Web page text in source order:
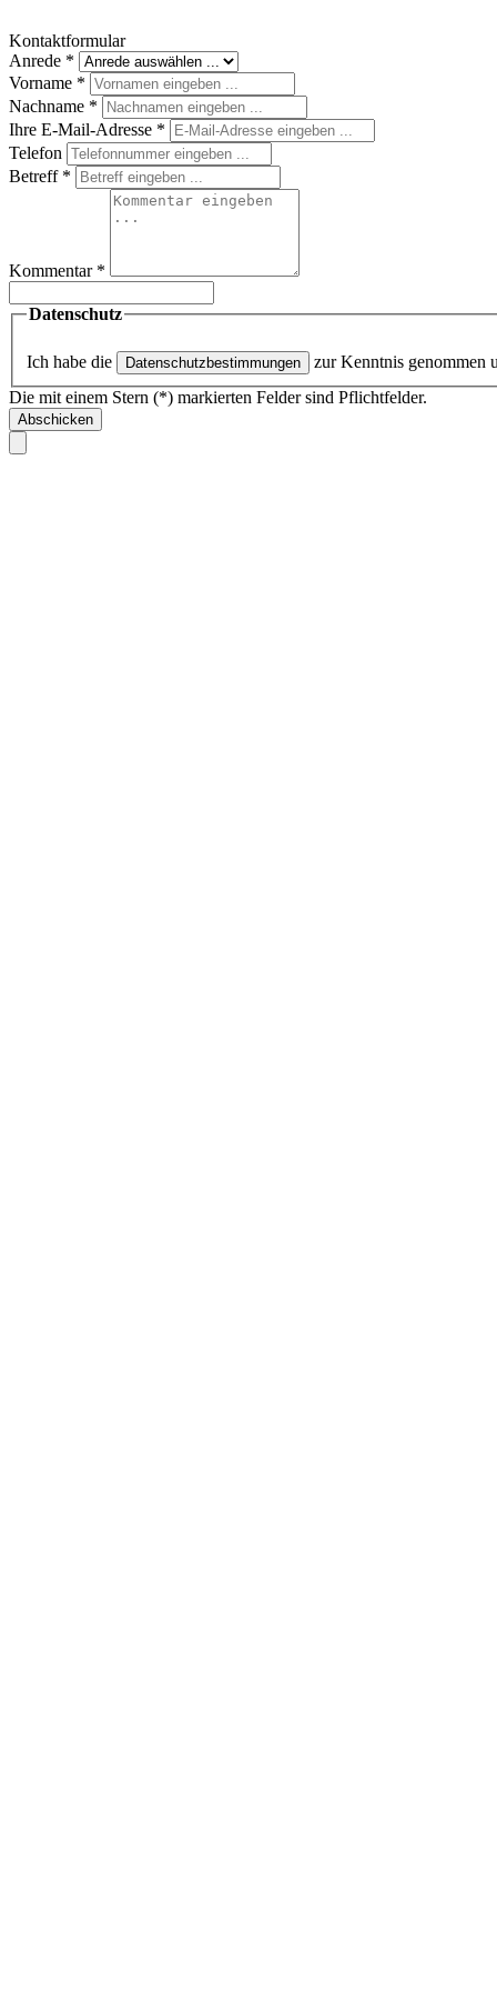
Kontaktformular
Anrede *
Vorname *
Nachname *
Ihre E-Mail-Adresse *
Telefon
Betreff *
Kommentar *
Datenschutz
Ich habe die Datenschutzbestimmungen
zur Kenntnis genommen
Die mit einem Stern (*) markierten Felder sind Pflichtfelder.
Abschicken